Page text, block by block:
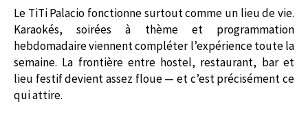
Le TiTi Palacio fonctionne surtout comme un lieu de vie.
Karaokés, soirées à thème et programmation
hebdomadaire viennent compléter l’expérience toute la
semaine. La frontière entre hostel, restaurant, bar et
lieu festif devient assez floue — et c’est précisément ce
qui attire.